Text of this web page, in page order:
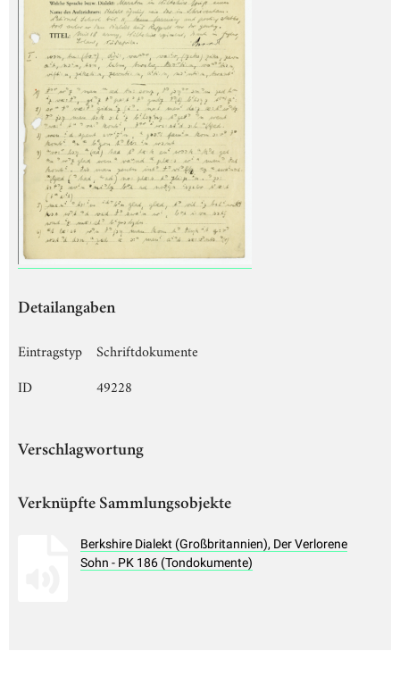
Detailangaben
Eintragstyp
Schriftdokumente
ID
49228
Verschlagwortung
Verknüpfte Sammlungsobjekte
Berkshire Dialekt (Großbritannien), Der Verlorene
Sohn - PK 186 (Tondokumente)